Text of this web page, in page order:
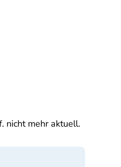
nicht mehr aktuell.